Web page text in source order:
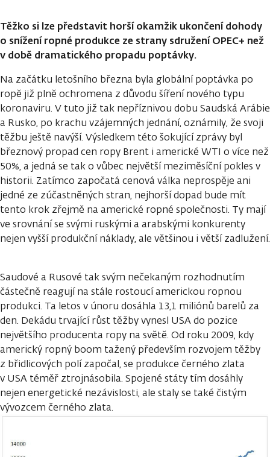
Těžko si lze představit horší okamžik ukončení dohody
o snížení ropné produkce ze strany sdružení OPEC+ než
v době dramatického propadu poptávky.
Na začátku letošního března byla globální poptávka po
ropě již plně ochromena z důvodu šíření nového typu
koronaviru. V tuto již tak nepříznivou dobu Saudská Arábie
a Rusko, po krachu vzájemných jednání, oznámily, že svoji
těžbu ještě navýší. Výsledkem této šokující zprávy byl
březnový propad cen ropy Brent i americké WTI o více než
50%, a jedná se tak o vůbec největší meziměsíční pokles v
historii. Zatímco započatá cenová válka neprospěje ani
jedné ze zúčastněných stran, nejhorší dopad bude mít
tento krok zřejmě na americké ropné společnosti. Ty mají
ve srovnání se svými ruskými a arabskými konkurenty
nejen vyšší produkční náklady, ale většinou i větší zadlužení.
Saudové a Rusové tak svým nečekaným rozhodnutím
částečně reagují na stále rostoucí americkou ropnou
produkci. Ta letos v únoru dosáhla 13,1 miliónů barelů za
den. Dekádu trvající růst těžby vynesl USA do pozice
největšího producenta ropy na světě. Od roku 2009, kdy
americký ropný boom tažený především rozvojem těžby
z břidlicových polí započal, se produkce černého zlata
v USA téměř ztrojnásobila. Spojené státy tím dosáhly
nejen energetické nezávislosti, ale staly se také čistým
vývozcem černého zlata.